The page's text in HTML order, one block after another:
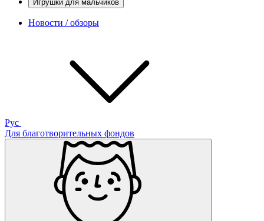
Игрушки для мальчиков
Новости / обзоры
Рус
Для благотворительных фондов